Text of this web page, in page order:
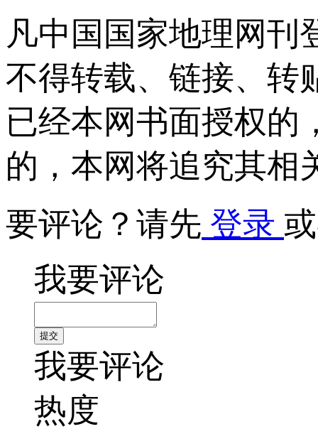
凡中国国家地理网刊
不得转载、链接、转
已经本网书面授权的
的，本网将追究其相
要评论？请先 登录
我要评论
我要评论
热度